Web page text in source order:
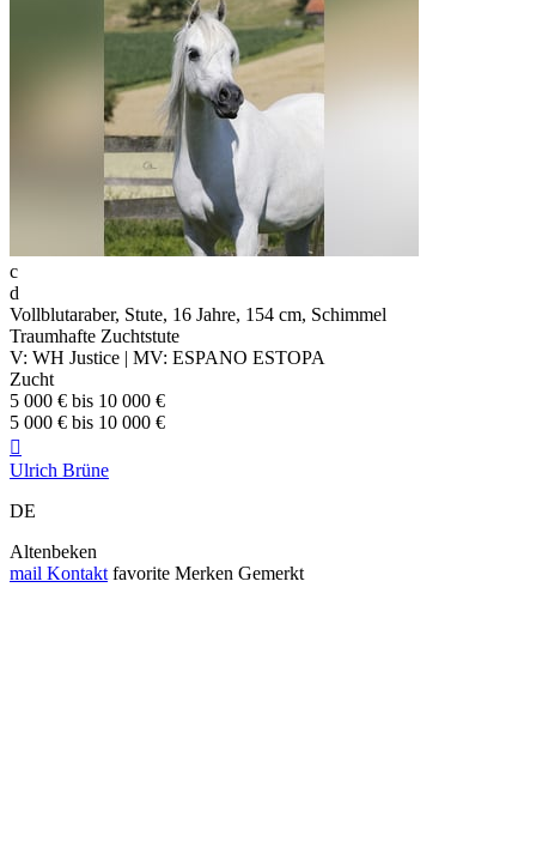
c
d
Vollblutaraber, Stute, 16 Jahre, 154 cm, Schimmel
Traumhafte Zuchtstute
V: WH Justice | MV: ESPANO ESTOPA
Zucht
5 000 € bis 10 000 €
5 000 € bis 10 000 €

Ulrich Brüne
DE
Altenbeken
mail Kontakt favorite Merken Gemerkt